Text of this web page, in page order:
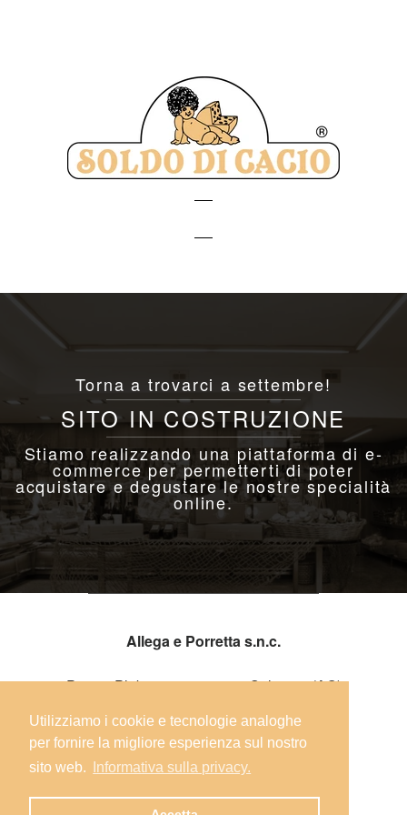
Utilizziamo i cookie e tecnologie analoghe
per fornire la migliore esperienza sul nostro
sito web.
Informativa sulla privacy.
di
Cacio
Torna a trovarci a settembre!
SITO IN COSTRUZIONE
Stiamo realizzando una piattaforma di e-
commerce per permetterti di poter
acquistare e degustare le nostre specialità
online.
Allega e Porretta s.n.c.
Piazza Plebiscito, 7 - 67039 Sulmona (AQ)
Telefono: +39 0864 54026
E-mail: info@soldodicacio.it